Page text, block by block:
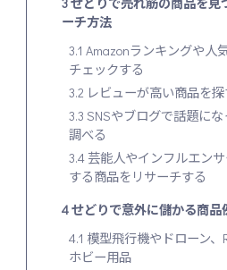
ーチ方法
3.1 Amazonランキングや人
チェックする
3.2 レビューが高い商品を
3.3 SNSやブログで話題に
調べる
3.4 芸能人やインフルエン
する商品をリサーチする
4せどりで意外に儲かる商品
4.1 模型飛行機やドローン、
ホビー用品